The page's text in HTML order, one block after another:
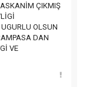
ÇIKMIŞ
OLSUN
DAN
VE